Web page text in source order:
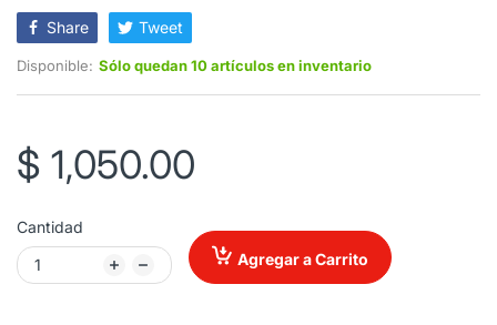
Share Tweet
Disponible: Sólo quedan 10 artículos en inventario
$ 1,050.00
Cantidad
Agregar a Carrito